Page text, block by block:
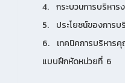
4. กระบวนการบริหาร
5. ประโยชน์ของการบ
6. เทคนิคการบริหารคุ
แบบฝึกหัดหน่วยที่ 6